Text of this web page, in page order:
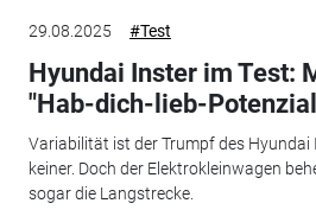
29.08.2025 #Test
Hyundai Inster im Test:
"Hab-dich-lieb-
Variabilität ist der Trumpf des Hyundai
keiner. Doch der Elektrokleinwagen
sogar die Langstrecke.